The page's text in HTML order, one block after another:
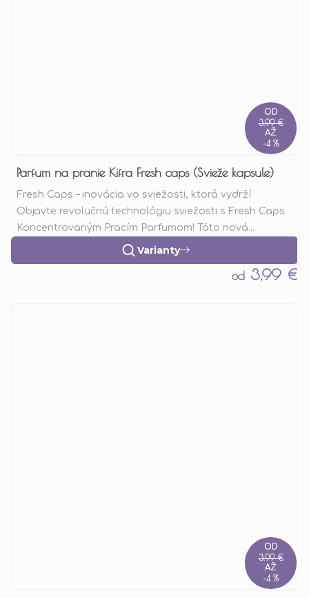
OD
3,99 €
AŽ
–4 %
Parfum na pranie Kifra Fresh caps (Svieže kapsule)
od 3,99 €
Varianty
Fresh Caps – inovácia vo sviežosti, ktorá vydrží
Objavte revolučnú technológiu sviežosti s Fresh Caps
Koncentrovaným Pracím Parfumom! Táto nová...
OD
3,99 €
AŽ
–4 %